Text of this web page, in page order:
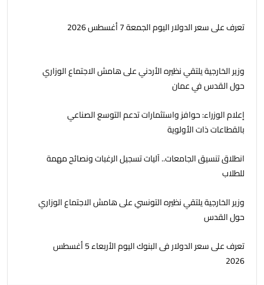
تعرف على سعر الدولار اليوم الجمعة 7 أغسطس 2026
وزير الخارجية يلتقي نظيره الأردني على هامش الاجتماع الوزاري
حول القدس في عمان
إعلام الوزراء: حوافز واستثمارات تدعم التوسع الصناعي
بالقطاعات ذات الأولوية
انطلاق تنسيق الجامعات.. آليات تسجيل الرغبات ونصائح مهمة
للطلاب
وزير الخارجية يلتقي نظيره التونسي على هامش الاجتماع الوزاري
حول القدس
تعرف على سعر الدولار فى البنوك اليوم الأربعاء 5 أغسطس
2026